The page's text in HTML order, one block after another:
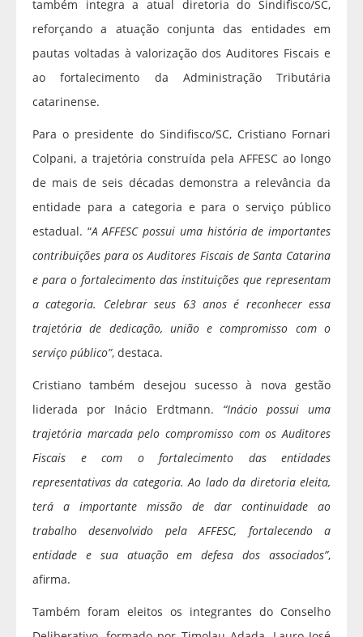
também integra a atual diretoria do Sindifisco/SC,
reforçando a atuação conjunta das entidades em
pautas voltadas à valorização dos Auditores Fiscais e
ao fortalecimento da Administração Tributária
catarinense.
Para o presidente do Sindifisco/SC, Cristiano Fornari
Colpani, a trajetória construída pela AFFESC ao longo
de mais de seis décadas demonstra a relevância da
entidade para a categoria e para o serviço público
estadual. “A AFFESC possui uma história de importantes
contribuições para os Auditores Fiscais de Santa Catarina
e para o fortalecimento das instituições que representam
a categoria. Celebrar seus 63 anos é reconhecer essa
trajetória de dedicação, união e compromisso com o
serviço público”, destaca.
Cristiano também desejou sucesso à nova gestão
liderada por Inácio Erdtmann. “Inácio possui uma
trajetória marcada pelo compromisso com os Auditores
Fiscais e com o fortalecimento das entidades
representativas da categoria. Ao lado da diretoria eleita,
terá a importante missão de dar continuidade ao
trabalho desenvolvido pela AFFESC, fortalecendo a
entidade e sua atuação em defesa dos associados”,
afirma.
Também foram eleitos os integrantes do Conselho